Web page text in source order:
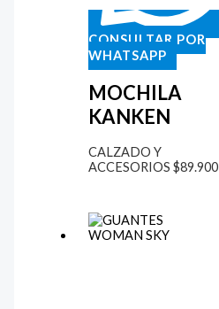
CONSULTAR POR
WHATSAPP
MOCHILA
KANKEN
CALZADO Y
ACCESORIOS $89.900